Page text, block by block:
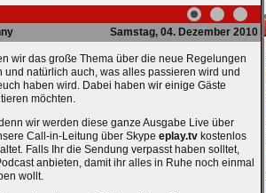
Samstag, 04. Dezember 2010
wir das große Thema über die neue Regelungen
natürlich auch, was alles passieren wird und
haben wird. Dabei haben wir einige Gäste
möchten.
wir werden diese ganze Ausgabe Live über
Call-in-Leitung über Skype eplay.tv kostenlos
Falls Ihr die Sendung verpasst haben solltet,
anbieten, damit ihr alles in Ruhe noch einmal
wollt.